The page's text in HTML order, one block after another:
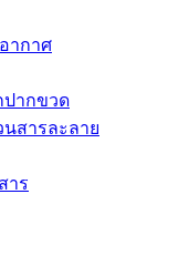
ากาศ
ปากขวด
สารละลาย
าร